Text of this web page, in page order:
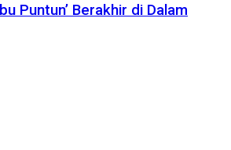
Puntun’ Berakhir di Dalam